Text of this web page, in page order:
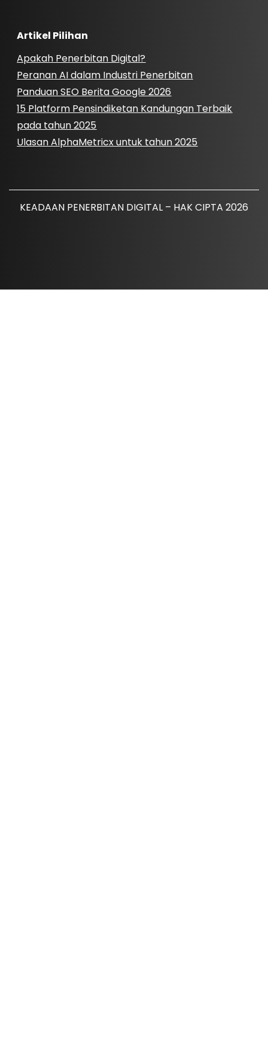
Artikel Pilihan
Apakah Penerbitan Digital?
Peranan AI dalam Industri Penerbitan
Panduan SEO Berita Google 2026
15 Platform Pensindiketan Kandungan Terbaik
pada tahun 2025
Ulasan AlphaMetricx untuk tahun 2025
KEADAAN PENERBITAN DIGITAL – HAK CIPTA 2026